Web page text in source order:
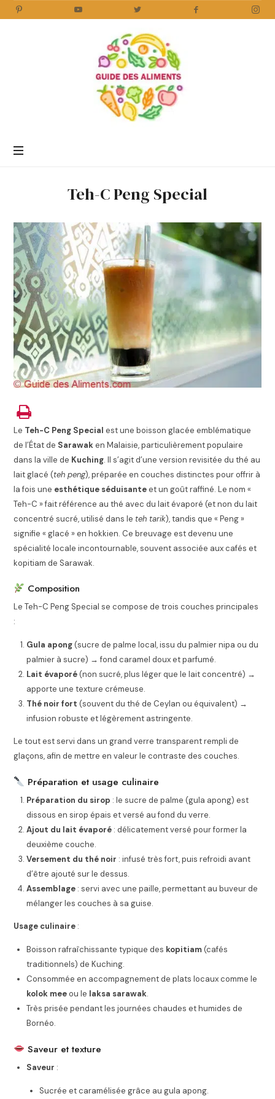
Aliments
www.guidedesaliments.comTeh-C Peng Special
Le Teh-C Peng Special est une boisson glacée emblématique
de l’État de Sarawaken Malaisie, particulièrement populaire
dans la ville de Kuching. Il s’agit d’une version revisitée du thé au
lait glacé (teh peng), préparée en couches distinctes pour offrir à
la fois une esthétique séduisanteet un goût raffiné. Le nom «
Teh-C » fait référence au thé avec du lait évaporé (et non du lait
concentré sucré, utilisé dans le teh tarik), tandis que « Peng »
signifie « glacé » en hokkien. Ce breuvage est devenu une
spécialité locale incontournable, souvent associée aux cafés et
kopitiam de Sarawak.
Composition
Le Teh-C Peng Special se compose de trois couches principales
:
Gula apong(sucre de palme local, issu du palmier nipa ou du
palmier à sucre) → fond caramel doux et parfumé.
Lait évaporé(non sucré, plus léger que le lait concentré) →
apporte une texture crémeuse.
Thé noir fort (souvent du thé de Ceylan ou équivalent) →
infusion robuste et légèrement astringente.
Le tout est servi dans un grand verre transparent rempli de
glaçons, afin de mettre en valeur le contraste des couches.
Préparation et usage culinaire
Préparation du sirop : le sucre de palme (gula apong) est
dissous en sirop épais et versé au fond du verre.
Ajout du lait évaporé : délicatement versé pour former la
deuxième couche.
Versement du thé noir : infusé très fort, puis refroidi avant
d’être ajouté sur le dessus.
Assemblage : servi avec une paille, permettant au buveur de
mélanger les couches à sa guise.
Usage culinaire :
Boisson rafraîchissante typique des kopitiam(cafés
traditionnels) de Kuching.
Consommée en accompagnement de plats locaux comme le
kolok meeou le laksa sarawak.
Très prisée pendant les journées chaudes et humides de
Bornéo.
Saveur et texture
Saveur :
Sucrée et caramélisée grâce au gula apong.